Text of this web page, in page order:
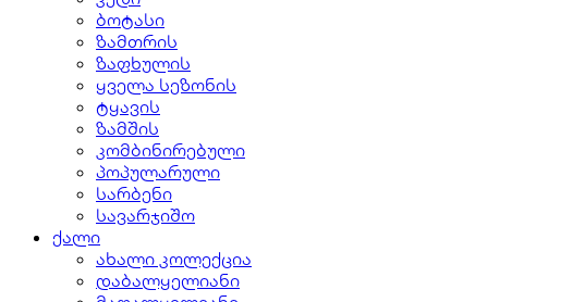
ბოტასი
ზამთრის
ზაფხულის
ყველა სეზონის
ტყავის
ზამშის
კომბინირებული
პოპულარული
სარბენი
სავარჯიშო
ქალი
ახალი კოლექცია
დაბალყელიანი